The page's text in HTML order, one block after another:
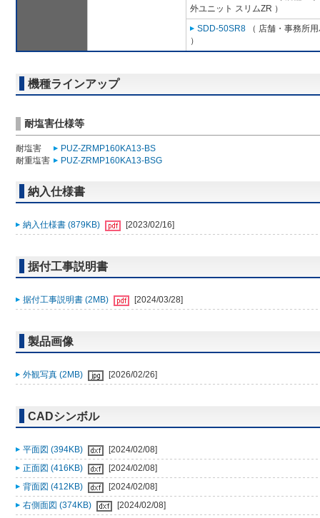
外ユニット スリムZR ）
SDD-50SR8 （ 店舗・事務所
）
機種ラインアップ
耐塩害仕様等
耐塩害
PUZ-ZRMP160KA13-BS
耐重塩害
PUZ-ZRMP160KA13-BSG
納入仕様書
納入仕様書 (879KB) [2023/02/16]
据付工事説明書
据付工事説明書 (2MB) [2024/03/28]
製品画像
外観写真 (2MB) [2026/02/26]
CADシンボル
平面図 (394KB)
[2024/02/08]
正面図 (416KB)
[2024/02/08]
背面図 (412KB)
[2024/02/08]
右側面図 (374KB)
[2024/02/08]